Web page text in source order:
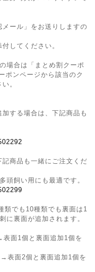
ール」をお送りしますの
してください。
場合は「まとめ割クーポ
ポンページから該当のク
。
する場合は、下記商品も
商品も一緒にご注文くだ
頭飼い用にも最適です。
類でも10種類でも裏面は1
に裏面が追加されます。
面1個と裏面追加1個を
表面2個と裏面追加1個を